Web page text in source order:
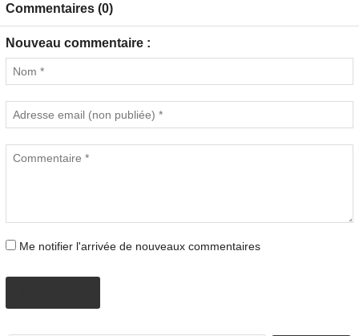
Commentaires (0)
Nouveau commentaire :
Me notifier l'arrivée de nouveaux commentaires